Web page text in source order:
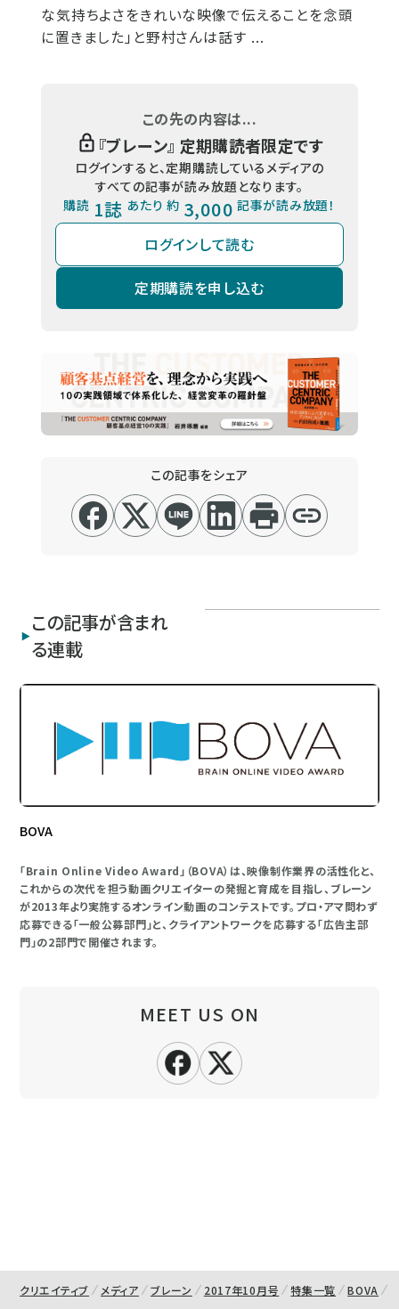
な気持ちよさをきれいな映像で伝えることを念頭
に置きました」と野村さんは話す ...
この先の内容は...
『ブレーン』 定期購読者限定です
ログインすると、定期購読しているメディアの
すべての記事が読み放題となります。
購読 1誌 あたり 約 3,000 記事が読み放題！
ログインして読む
定期購読を申し込む
この記事をシェア
この記事が含まれ
る連載
BOVA
「Brain Online Video Award」（BOVA）は、映像制作業界の活性化と、
これからの次代を担う動画クリエイターの発掘と育成を目指し、ブレーン
が2013年より実施するオンライン動画のコンテストです。プロ・アマ問わず
応募できる「一般公募部門」と、クライアントワークを応募する「広告主部
門」の2部門で開催されます。
MEET US ON
クリエイティブ メディア ブレーン 2017年10月号 特集一覧 BOVA